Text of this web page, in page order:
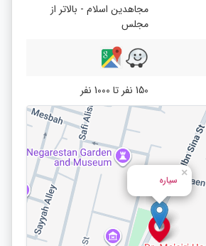
مجاهدین اسلام - بالاتر از
مجلس
150 نفر تا 1000 نفر
سیاره
×